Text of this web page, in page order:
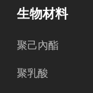
生物材料
聚己內酯
聚乳酸